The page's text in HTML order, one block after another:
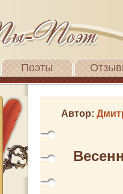
Поэты
Автор: